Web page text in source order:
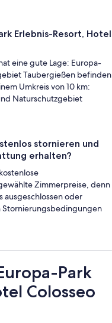
Erlebnis-Resort, Hotel
eine gute Lage: Europa-
Taubergießen befinden
Umkreis von 10 km:
Naturschutzgebiet
stornieren und
erhalten?
Zimmerpreise, denn
ausgeschlossen oder
Park
Colosseo